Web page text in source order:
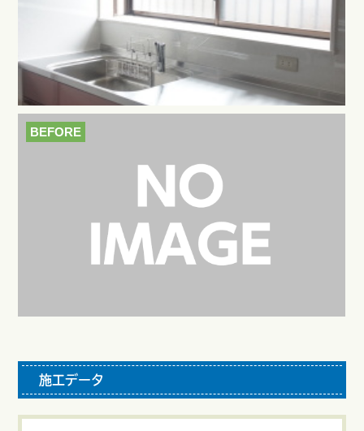
BEFORE
施工データ